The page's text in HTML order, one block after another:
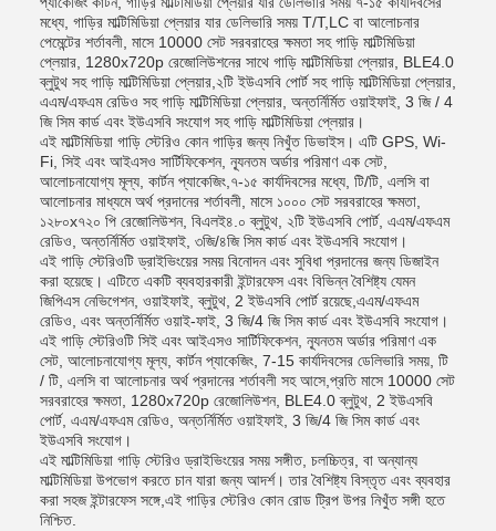
মধ্যে, গাড়ির মাল্টিমিডিয়া প্লেয়ার যার ডেলিভারি সময় T/T,LC বা আলোচনার
পেমেন্টের শর্তাবলী, মাসে 10000 সেট সরবরাহের ক্ষমতা সহ গাড়ি মাল্টিমিডিয়া
প্লেয়ার, 1280x720p রেজোলিউশনের সাথে গাড়ি মাল্টিমিডিয়া প্লেয়ার, BLE4.0
ব্লুটুথ সহ গাড়ি মাল্টিমিডিয়া প্লেয়ার,২টি ইউএসবি পোর্ট সহ গাড়ি মাল্টিমিডিয়া প্লেয়ার,
এএম/এফএম রেডিও সহ গাড়ি মাল্টিমিডিয়া প্লেয়ার, অন্তর্নির্মিত ওয়াইফাই, 3 জি / 4
জি সিম কার্ড এবং ইউএসবি সংযোগ সহ গাড়ি মাল্টিমিডিয়া প্লেয়ার।
এই মাল্টিমিডিয়া গাড়ি স্টেরিও কোন গাড়ির জন্য নিখুঁত ডিভাইস। এটি GPS, Wi-
Fi, সিই এবং আইএসও সার্টিফিকেশন, ন্যূনতম অর্ডার পরিমাণ এক সেট,
আলোচনাযোগ্য মূল্য, কার্টন প্যাকেজিং,৭-১৫ কার্যদিবসের মধ্যে, টি/টি, এলসি বা
আলোচনার মাধ্যমে অর্থ প্রদানের শর্তাবলী, মাসে ১০০০ সেট সরবরাহের ক্ষমতা,
১২৮০x৭২০ পি রেজোলিউশন, বিএলই৪.০ ব্লুটুথ, ২টি ইউএসবি পোর্ট, এএম/এফএম
রেডিও, অন্তর্নির্মিত ওয়াইফাই, ৩জি/৪জি সিম কার্ড এবং ইউএসবি সংযোগ।
এই গাড়ি স্টেরিওটি ড্রাইভিংয়ের সময় বিনোদন এবং সুবিধা প্রদানের জন্য ডিজাইন
করা হয়েছে। এটিতে একটি ব্যবহারকারী ইন্টারফেস এবং বিভিন্ন বৈশিষ্ট্য যেমন
জিপিএস নেভিগেশন, ওয়াইফাই, ব্লুটুথ, 2 ইউএসবি পোর্ট রয়েছে,এএম/এফএম
রেডিও, এবং অন্তর্নির্মিত ওয়াই-ফাই, 3 জি/4 জি সিম কার্ড এবং ইউএসবি সংযোগ।
এই গাড়ি স্টেরিওটি সিই এবং আইএসও সার্টিফিকেশন, ন্যূনতম অর্ডার পরিমাণ এক
সেট, আলোচনাযোগ্য মূল্য, কার্টন প্যাকেজিং, 7-15 কার্যদিবসের ডেলিভারি সময়, টি
/ টি, এলসি বা আলোচনার অর্থ প্রদানের শর্তাবলী সহ আসে,প্রতি মাসে 10000 সেট
সরবরাহের ক্ষমতা, 1280x720p রেজোলিউশন, BLE4.0 ব্লুটুথ, 2 ইউএসবি
পোর্ট, এএম/এফএম রেডিও, অন্তর্নির্মিত ওয়াইফাই, 3 জি/4 জি সিম কার্ড এবং
ইউএসবি সংযোগ।
এই মাল্টিমিডিয়া গাড়ি স্টেরিও ড্রাইভিংয়ের সময় সঙ্গীত, চলচ্চিত্র, বা অন্যান্য
মাল্টিমিডিয়া উপভোগ করতে চান যারা জন্য আদর্শ। তার বৈশিষ্ট্য বিস্তৃত এবং ব্যবহার
করা সহজ ইন্টারফেস সঙ্গে,এই গাড়ির স্টেরিও কোন রোড ট্রিপ উপর নিখুঁত সঙ্গী হতে
নিশ্চিত.